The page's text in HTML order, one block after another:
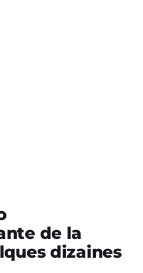
de la
dizaines